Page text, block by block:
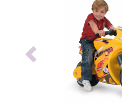
Previous